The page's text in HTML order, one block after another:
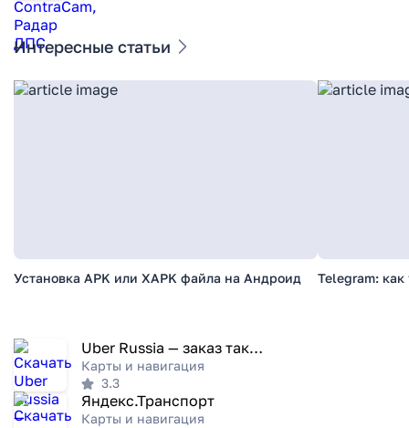
Интересные статьи
Установка APK или XAPK файла на Андроид Telegram: как
Uber Russia — заказ такси
Карты и навигация
3.3
Яндекс.Транспорт
Карты и навигация